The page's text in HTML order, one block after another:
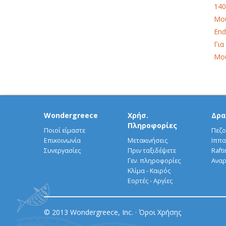
Wondergreece
Ποιοί είμαστε
Επικοινωνία
Συνεργασίες
Χρήσ.
Πληροφορίες
Μετακινήσεις
Πριν ταξιδέψετε
Γεν. πληροφορίες
Κλίμα - Καιρός
Εορτές - Αργίες
© 2013 Wondergreece, Inc. · Όροι Χρήσης